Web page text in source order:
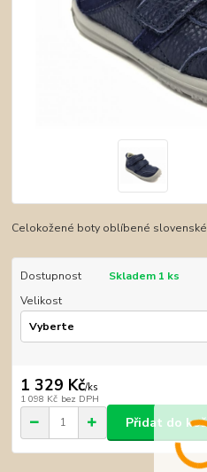
Celokožené boty oblíbené
Dostupnost
Skladem 1 ks
Velikost
1 329 Kč/ks
1 098 Kč bez DPH
Přidat do